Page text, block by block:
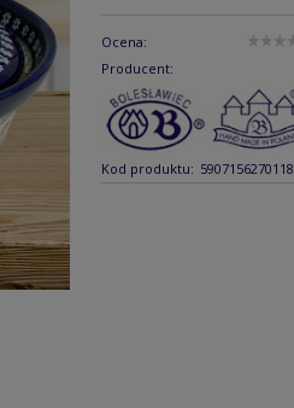
Ocena:
Producent:
Kod produktu: 5907156270118